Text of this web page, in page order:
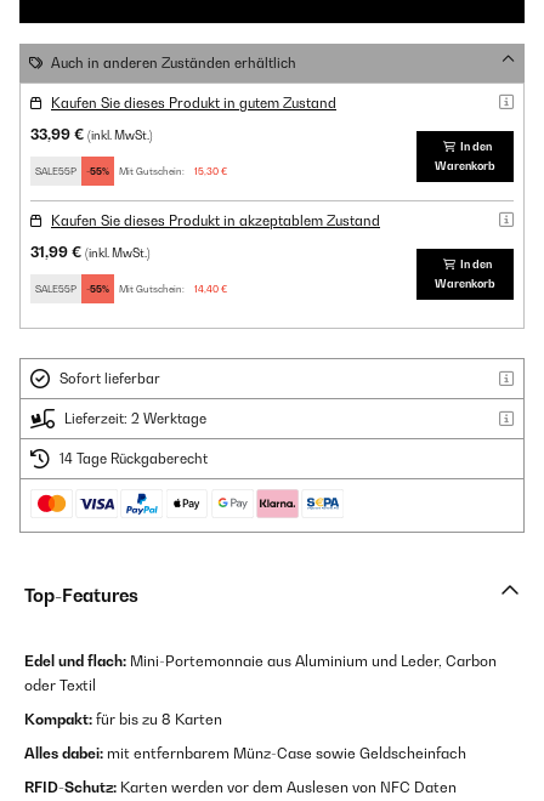
Auch in anderen Zuständen erhältlich
Kaufen Sie dieses Produkt in gutem Zustand
33,99 € (inkl. MwSt.)
SALE55P -55% Mit Gutschein: 15,30 €
In den
Warenkorb
Kaufen Sie dieses Produkt in akzeptablem Zustand
31,99 € (inkl. MwSt.)
SALE55P -55% Mit Gutschein: 14,40 €
In den
Warenkorb
Sofort lieferbar
Lieferzeit: 2 Werktage
14 Tage Rückgaberecht
Top-Features
Edel und flach: Mini-Portemonnaie aus Aluminium und Leder, Carbon
oder Textil
Kompakt: für bis zu 8 Karten
Alles dabei: mit entfernbarem Münz-Case sowie Geldscheinfach
RFID-Schutz: Karten werden vor dem Auslesen von NFC Daten